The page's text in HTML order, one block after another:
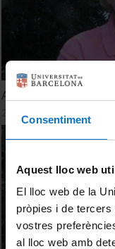
Consentiment
Aquest lloc web
El lloc web de la
pròpies i de
vostres
al lloc web amb
ABP - Experiències al